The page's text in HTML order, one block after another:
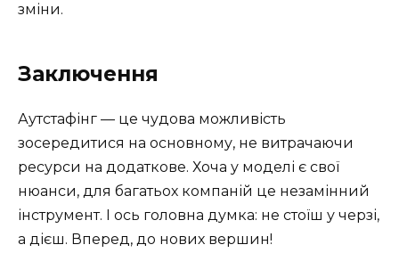
зміни.
Заключення
Аутстафінг — це чудова можливість
зосередитися на основному, не витрачаючи
ресурси на додаткове. Хоча у моделі є свої
нюанси, для багатьох компаній це незамінний
інструмент. І ось головна думка: не стоїш у черзі,
а дієш. Вперед, до нових вершин!